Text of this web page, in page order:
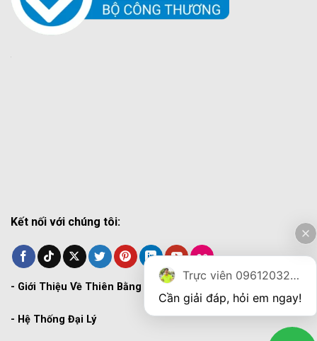
Kết nối với chúng tôi:
- Giới Thiệu Về Thiên Bằng
- Hệ Thống Đại Lý
Trực viên 0961203270
Cần giải đáp, hỏi em ngay!